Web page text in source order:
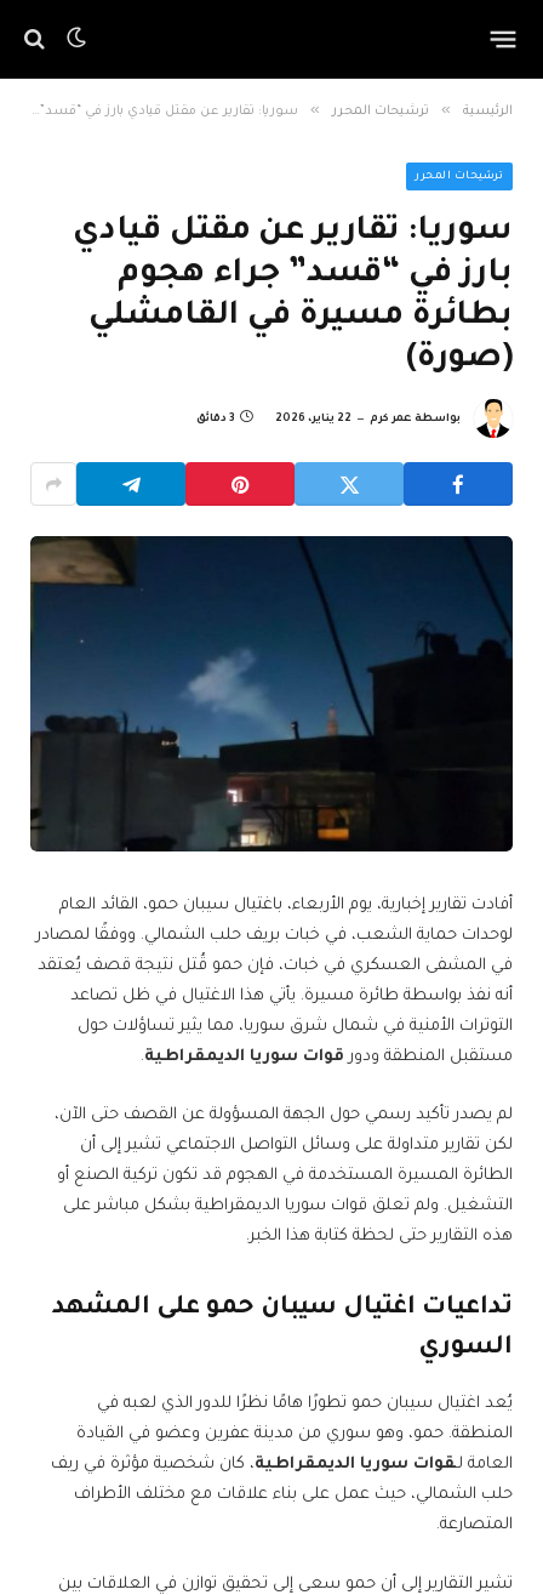
الرئيسية » ترشيحات المحرر » سوريا: تقارير عن مقتل قيادي بارز في “قسد” جراء هجوم بطائرة مسيرة في القامشلي (صورة)
ترشيحات المحرر
سوريا: تقارير عن مقتل قيادي
بارز في “قسد” جراء هجوم
بطائرة مسيرة في القامشلي
(صورة)
بواسطة عمر كرم 22 يناير، 2026 3 دقائق
أفادت تقارير إخبارية، يوم الأربعاء، باغتيال سيبان حمو، القائد العام
لوحدات حماية الشعب، في خبات بريف حلب الشمالي. ووفقًا لمصادر
في المشفى العسكري في خبات، فإن حمو قُتل نتيجة قصف يُعتقد
أنه نفذ بواسطة طائرة مسيرة. يأتي هذا الاغتيال في ظل تصاعد
التوترات الأمنية في شمال شرق سوريا، مما يثير تساؤلات حول
مستقبل المنطقة ودور قوات سوريا الديمقراطية.
لم يصدر تأكيد رسمي حول الجهة المسؤولة عن القصف حتى الآن،
لكن تقارير متداولة على وسائل التواصل الاجتماعي تشير إلى أن
الطائرة المسيرة المستخدمة في الهجوم قد تكون تركية الصنع أو
التشغيل. ولم تعلق قوات سوريا الديمقراطية بشكل مباشر على
هذه التقارير حتى لحظة كتابة هذا الخبر.
تداعيات اغتيال سيبان حمو على المشهد
السوري
يُعد اغتيال سيبان حمو تطورًا هامًا نظرًا للدور الذي لعبه في
المنطقة. حمو، وهو سوري من مدينة عفرين وعضو في القيادة
العامة لـقوات سوريا الديمقراطية، كان شخصية مؤثرة في ريف
حلب الشمالي، حيث عمل على بناء علاقات مع مختلف الأطراف
المتصارعة.
تشير التقارير إلى أن حمو سعى إلى تحقيق توازن في العلاقات بين